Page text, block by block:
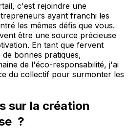
c'est rejoindre une
ayant franchi les
les mêmes défis que vous.
être une source précieuse
En tant que fervent
bonnes pratiques,
de l'éco-responsabilité, j'ai
du collectif pour surmonter les
sur la création
?